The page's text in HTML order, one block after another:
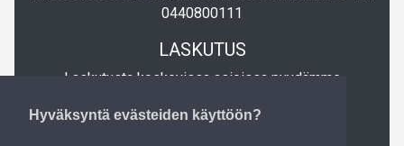
Hyväksyntä evästeiden käyttöön?
0440800111
LASKUTUS
Laskutusta koskevissa asioissa pyydämme
laskutus@tietopartio.fi